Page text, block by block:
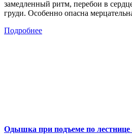
замедленный ритм, перебои в
груди. Особенно опасна
Подробнее
Одышка при подъеме по лестнице